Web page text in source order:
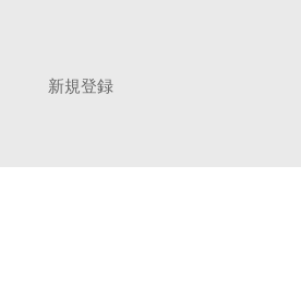
新規登録